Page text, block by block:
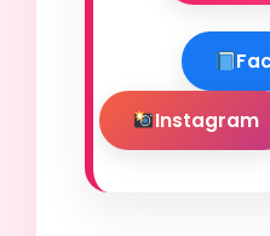
Instagram